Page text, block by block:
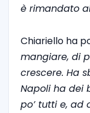
è rimandato
Chiariello ha
mangiare, di
crescere. Ha
Napoli ha dei
po’ tutti e, ad